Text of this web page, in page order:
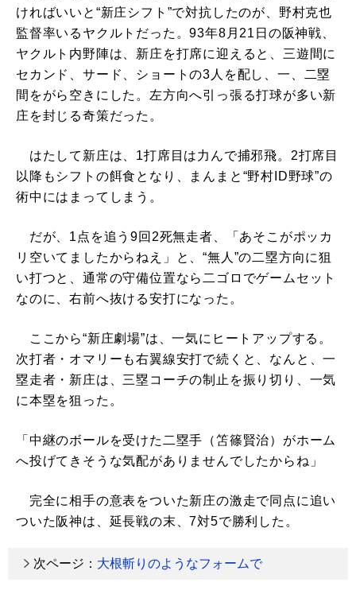
ければいいと“新庄シフト”で対抗したのが、野村克也
監督率いるヤクルトだった。93年8月21日の阪神戦、
ヤクルト内野陣は、新庄を打席に迎えると、三遊間に
セカンド、サード、ショートの3人を配し、一、二塁
間をがら空きにした。左方向へ引っ張る打球が多い新
庄を封じる奇策だった。
はたして新庄は、1打席目は力んで捕邪飛。2打席目
以降もシフトの餌食となり、まんまと“野村ID野球”の
術中にはまってしまう。
だが、1点を追う9回2死無走者、「あそこがポッカ
リ空いてましたからねえ」と、“無人”の二塁方向に狙
い打つと、通常の守備位置なら二ゴロでゲームセット
なのに、右前へ抜ける安打になった。
ここから“新庄劇場”は、一気にヒートアップする。
次打者・オマリーも右翼線安打で続くと、なんと、一
塁走者・新庄は、三塁コーチの制止を振り切り、一気
に本塁を狙った。
「中継のボールを受けた二塁手（笘篠賢治）がホーム
へ投げてきそうな気配がありませんでしたからね」
完全に相手の意表をついた新庄の激走で同点に追い
ついた阪神は、延長戦の末、7対5で勝利した。
次ページ： 大根斬りのようなフォームで